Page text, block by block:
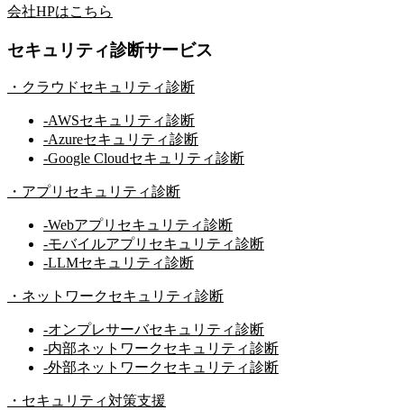
会社HPはこちら
セキュリティ診断サービス
・ クラウドセキュリティ診断
-AWSセキュリティ診断
-Azureセキュリティ診断
-Google Cloudセキュリティ診断
・ アプリセキュリティ診断
-Webアプリセキュリティ診断
-モバイルアプリセキュリティ診断
-LLMセキュリティ診断
・ ネットワークセキュリティ診断
-オンプレサーバセキュリティ診断
-内部ネットワークセキュリティ診断
-外部ネットワークセキュリティ診断
・ セキュリティ対策支援